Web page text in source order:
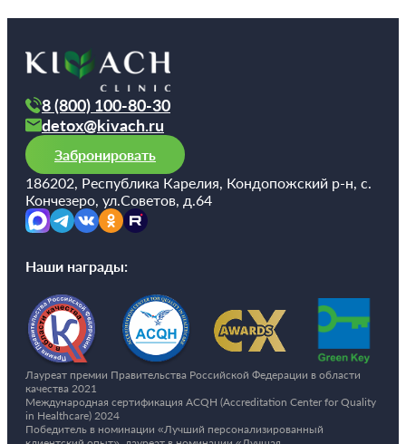
8 (800) 100-80-30
detox@kivach.ru
Забронировать
186202, Республика Карелия, Кондопожский р-н, с.
Кончезеро, ул.Советов, д.64
Наши награды:
Лауреат премии Правительства Российской Федерации в области
качества 2021
Международная сертификация ACQH (Accreditation Center for Quality
in Healthcare) 2024
Победитель в номинации «Лучший персонализированный